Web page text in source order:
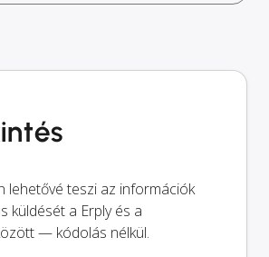
lehetővé teszi az információk
küldését a Erply és a
— kódolás nélkül.